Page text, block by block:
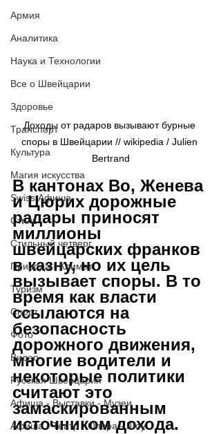
Армия
Аналитика
Наука и Технологии
Все о Швейцарии
Здоровье
Транспорт
Культура
Магия искусства
Swiss Афиша
Стиль
Стильный четверг
Природа - Климат
Туризм
Спорт
Фото
Видео
Русская Швейцария
Афиша - Выставки - Музеи
Афиша - Театр - Опера - Шоу
Доходы от радаров вызывают бурные
споры в Швейцарии // wikipedia / Julien
Bertrand
В кантонах Во, Женева
и Цюрих дорожные
радары приносят
миллионы
швейцарских франков
в казну, но их цель
вызывает споры. В то
время как власти
ссылаются на
безопасность
дорожного движения,
многие водители и
некоторые политики
считают это
замаскированным
источником дохода.